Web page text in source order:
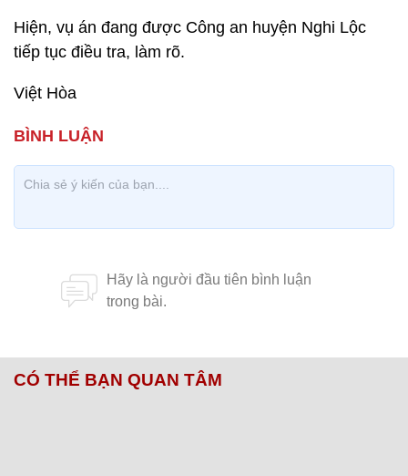
Hiện, vụ án đang được Công an huyện Nghi Lộc
tiếp tục điều tra, làm rõ.
Việt Hòa
CÓ THỂ BẠN QUAN TÂM